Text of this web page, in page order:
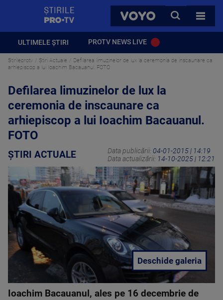
VOYO
CAUTA
TOATE
ULTIMELE ȘTIRI PROTV NEWS LIVE
Stirileprotv Știri Actuale
Defilarea limuzinelor de lux la ceremonia de inscaunare ca
arhiepiscop a lui Ioachim Bacauanul. FOTO
Defilarea limuzinelor de lux la
ceremonia de inscaunare ca
arhiepiscop a lui Ioachim Bacauanul.
FOTO
ȘTIRI ACTUALE Data publicării: 04-01-2015 | 14:19
Data actualizării: 14-10-2025 | 12:21
Deschide galeria
Ioachim Bacauanul, ales pe 16 decembrie de